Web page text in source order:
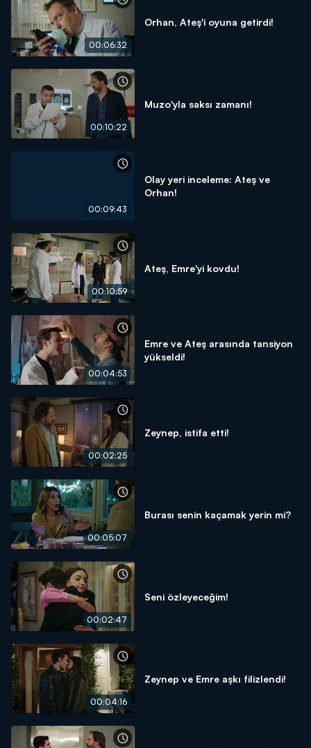
00:06:32
Orhan, Ateş'i oyuna getirdi!
00:10:22
Muzo'yla saksı zamanı!
00:09:43
Olay yeri inceleme: Ateş ve
Orhan!
00:10:59
Ateş, Emre'yi kovdu!
00:04:53
Emre ve Ateş arasında tansiyon
yükseldi!
00:02:25
Zeynep, istifa etti!
00:05:07
Burası senin kaçamak yerin mi?
00:02:47
Seni özleyeceğim!
00:04:16
Zeynep ve Emre aşkı filizlendi!